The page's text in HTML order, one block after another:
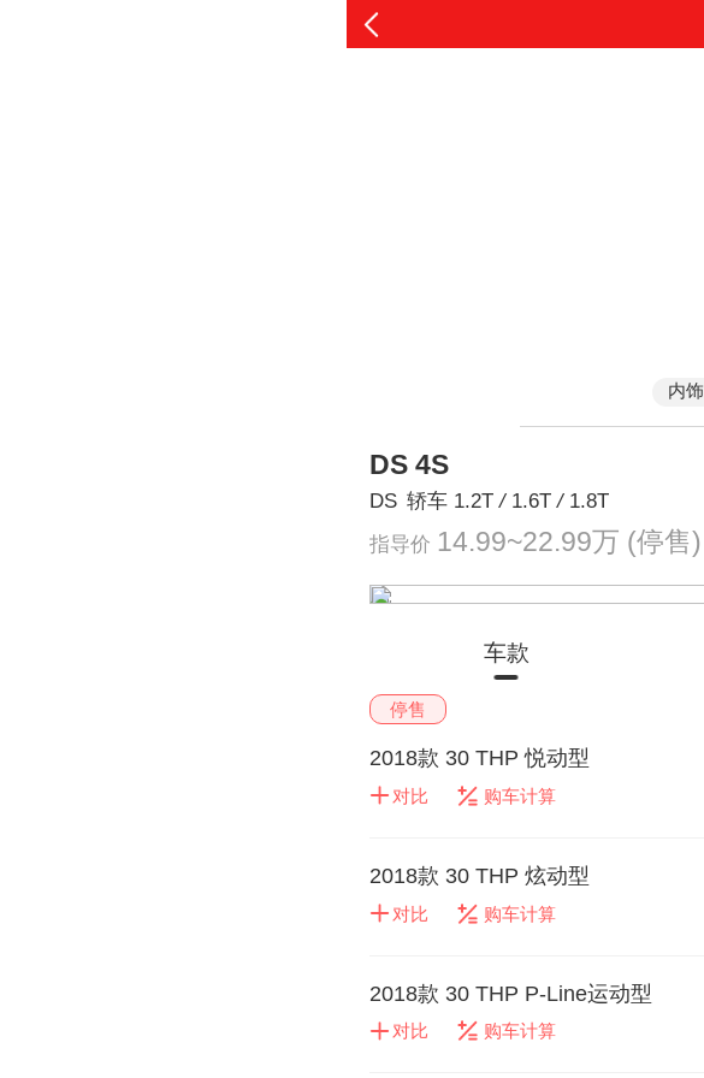
内饰
DS 4S
DS 轿车 1.2T/1.6T/1.8T
指导价 14.99~22.99万 (停售)
车款
停售
2018款 30 THP 悦动型
对比 购车计算
2018款 30 THP 炫动型
对比 购车计算
2018款 30 THP P-Line运动型
对比 购车计算